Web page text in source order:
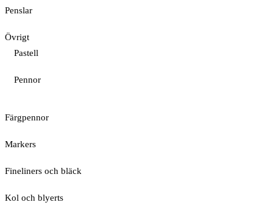
Penslar
Övrigt
Pastell
Pennor
Färgpennor
Markers
Fineliners och bläck
Kol och blyerts